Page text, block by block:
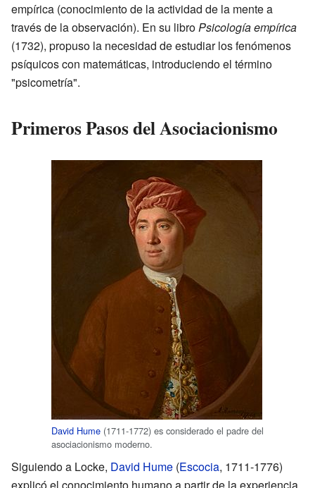
empírica (conocimiento de la actividad de la mente a
través de la observación). En su libroPsicología empírica
(1732), propuso la necesidad de estudiar los fenómenos
psíquicos con matemáticas, introduciendo el término
"psicometría".
Primeros Pasos del Asociacionismo
David Hume (1711-1772) es considerado el padre del
asociacionismo moderno.
Siguiendo a Locke, David Hume (Escocia, 1711-1776)